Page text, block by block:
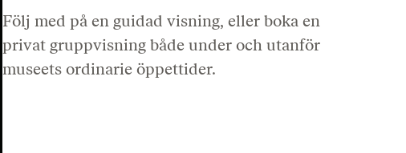
Följ med på en guidad visning, eller boka en
privat gruppvisning både under och utanför
museets ordinarie öppettider.